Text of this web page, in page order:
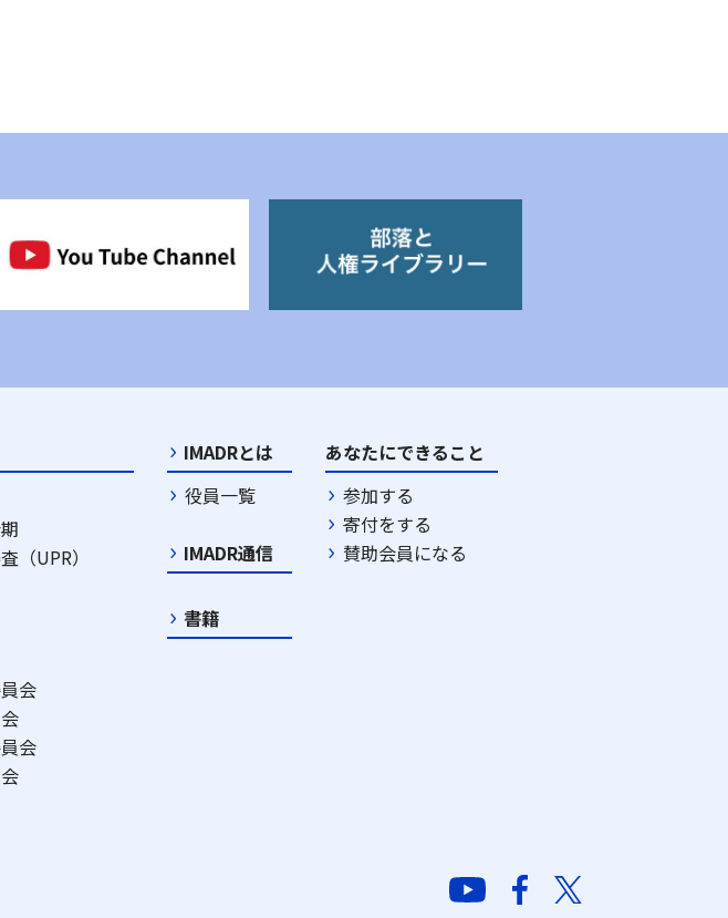
（UPR）
会
会
IMADRとは
役員一覧
IMADR通信
書籍
あなたにできること
参加する
寄付をする
賛助会員になる